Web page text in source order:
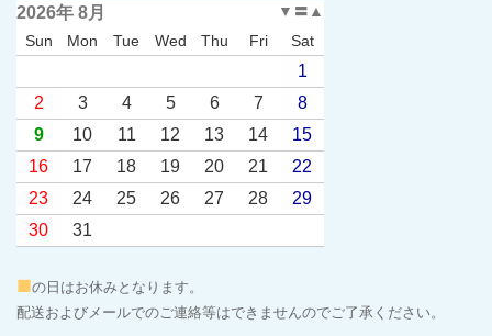
▲
〓
▼
2026年 8月
Sun Mon Tue Wed Thu Fri Sat
1
2
3 4 5 6 7
8
9
10 11 12 13 14
15
16
17 18 19 20 21
22
23
24 25 26 27 28
29
30
31
■の日はお休みとなります。
配送およびメールでのご連絡等はできませんのでご了承ください。